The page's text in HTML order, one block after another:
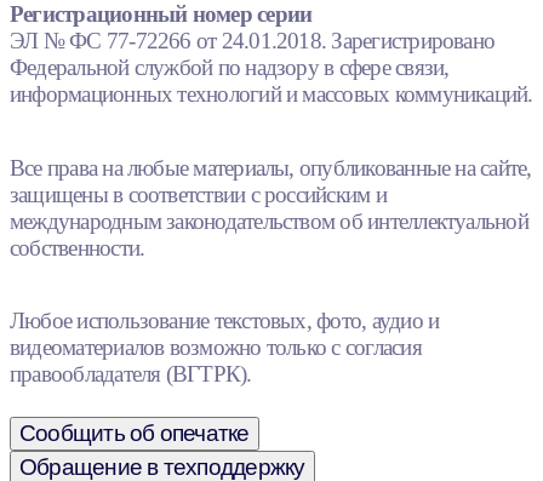
Регистрационный номер серии
ЭЛ № ФС 77-72266 от 24.01.2018. Зарегистрировано
Федеральной службой по надзору в сфере связи,
информационных технологий и массовых коммуникаций.
Все права на любые материалы, опубликованные на сайте,
защищены в соответствии с российским и
международным законодательством об интеллектуальной
собственности.
Любое использование текстовых, фото, аудио и
видеоматериалов возможно только с согласия
правообладателя (ВГТРК).
Сообщить об опечатке
Обращение в техподдержку